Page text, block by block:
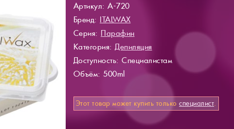
Артикул: A-720
Бренд: ITALWAX
Серия: Парафин
Категория: Депиляция
Доступность: Специалистам
Объём: 500ml
Этот товар может купить только специалист.